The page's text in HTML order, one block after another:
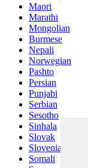
Maori
Marathi
Mongolian
Burmese
Nepali
Norwegian
Pashto
Persian
Punjabi
Serbian
Sesotho
Sinhala
Slovak
Slovenian
Somali